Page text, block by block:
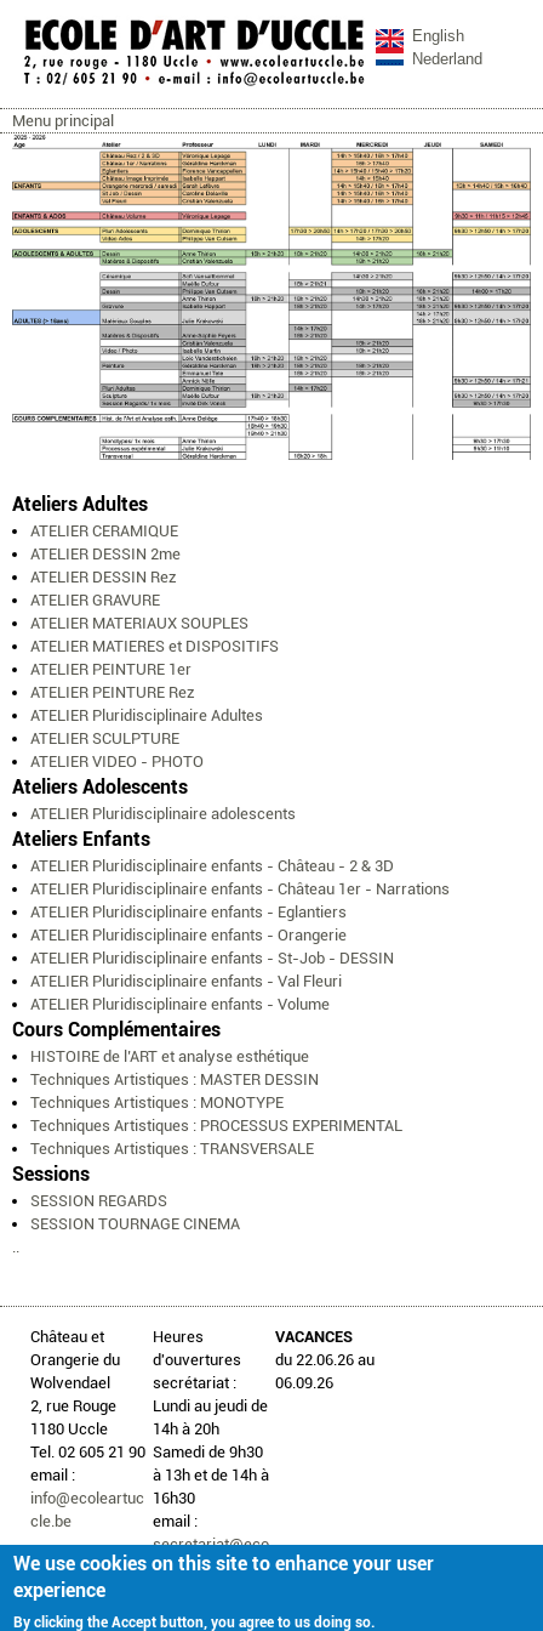
Aller au contenu principal
ecoleartuccle.be
English
Nederland
Menu principal
Menu principal
Ateliers Adultes
ATELIER CERAMIQUE
ATELIER DESSIN 2me
ATELIER DESSIN Rez
ATELIER GRAVURE
ATELIER MATERIAUX SOUPLES
ATELIER MATIERES et DISPOSITIFS
ATELIER PEINTURE 1er
ATELIER PEINTURE Rez
ATELIER Pluridisciplinaire Adultes
ATELIER SCULPTURE
ATELIER VIDEO - PHOTO
Ateliers Adolescents
ATELIER Pluridisciplinaire adolescents
Ateliers Enfants
ATELIER Pluridisciplinaire enfants - Château - 2 & 3D
ATELIER Pluridisciplinaire enfants - Château 1er - Narrations
ATELIER Pluridisciplinaire enfants - Eglantiers
ATELIER Pluridisciplinaire enfants - Orangerie
ATELIER Pluridisciplinaire enfants - St-Job - DESSIN
ATELIER Pluridisciplinaire enfants - Val Fleuri
ATELIER Pluridisciplinaire enfants - Volume
Cours Complémentaires
HISTOIRE de l’ART et analyse esthétique
Techniques Artistiques : MASTER DESSIN
Techniques Artistiques : MONOTYPE
Techniques Artistiques : PROCESSUS EXPERIMENTAL
Techniques Artistiques : TRANSVERSALE
Sessions
SESSION REGARDS
SESSION TOURNAGE CINEMA
Château et
Orangerie du
Wolvendael
2, rue Rouge
1180 Uccle
Tel. 02 605 21 90
email :
info@ecoleartuc
cle.be
Heures
d'ouvertures
secrétariat :
Lundi au jeudi de
14h à 20h
Samedi de 9h30
à 13h et de 14h à
16h30
email :
secretariat@eco
leartuccle.be
VACANCES
du 22.06.26 au
06.09.26
We use cookies on this site to enhance your user
experience
By clicking the Accept button, you agree to us doing so.